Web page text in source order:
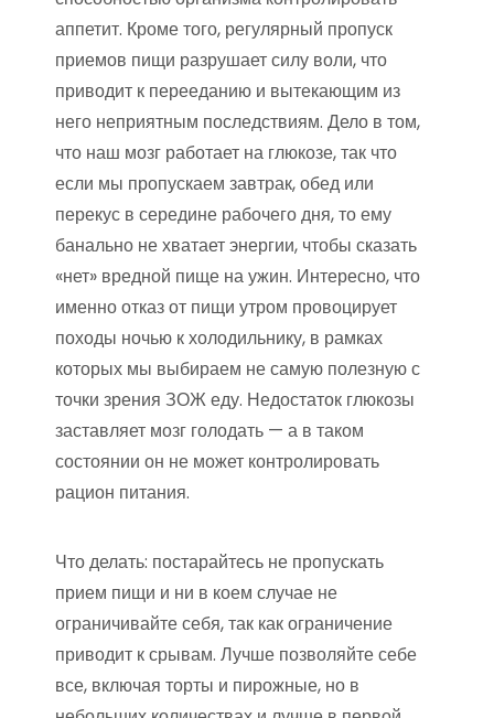
аппетит. Кроме того, регулярный пропуск
приемов пищи разрушает силу воли, что
приводит к перееданию и вытекающим из
него неприятным последствиям. Дело в том,
что наш мозг работает на глюкозе, так что
если мы пропускаем завтрак, обед или
перекус в середине рабочего дня, то ему
банально не хватает энергии, чтобы сказать
«нет» вредной пище на ужин. Интересно, что
именно отказ от пищи утром провоцирует
походы ночью к холодильнику, в рамках
которых мы выбираем не самую полезную с
точки зрения ЗОЖ еду. Недостаток глюкозы
заставляет мозг голодать — а в таком
состоянии он не может контролировать
рацион питания.
Что делать: постарайтесь не пропускать
прием пищи и ни в коем случае не
ограничивайте себя, так как ограничение
приводит к срывам. Лучше позволяйте себе
все, включая торты и пирожные, но в